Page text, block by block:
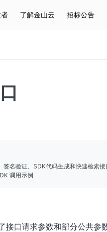
了解金山云 招标公告
签名验证、SDK代码生成和快速检索
调用示例
接口请求参数和部分公共参